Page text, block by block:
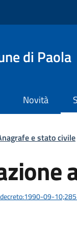
di Paola
Novità
pane
e stato civile
09-